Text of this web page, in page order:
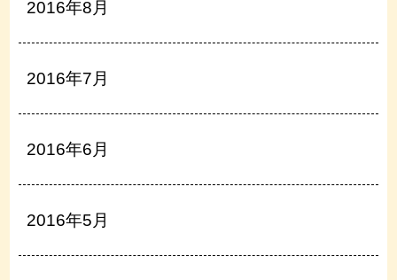
2016年8月
2016年7月
2016年6月
2016年5月